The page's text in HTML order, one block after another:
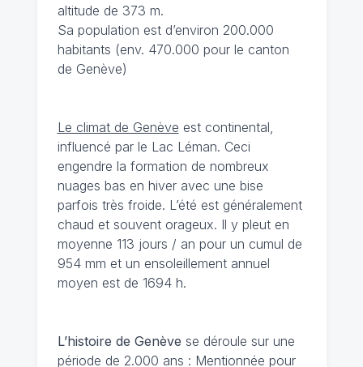
altitude de 373 m.
Sa population est d’environ 200.000
habitants (env. 470.000 pour le canton
de Genève)
Le climat de Genève est continental,
influencé par le Lac Léman. Ceci
engendre la formation de nombreux
nuages bas en hiver avec une bise
parfois très froide. L’été est généralement
chaud et souvent orageux. Il y pleut en
moyenne 113 jours / an pour un cumul de
954 mm et un ensoleillement annuel
moyen est de 1694 h.
L’histoire de Genève se déroule sur une
période de 2.000 ans : Mentionnée pour